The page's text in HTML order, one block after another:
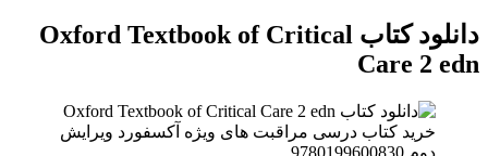
دانلود کتاب Oxford Textbook of Critical
Care 2 edn